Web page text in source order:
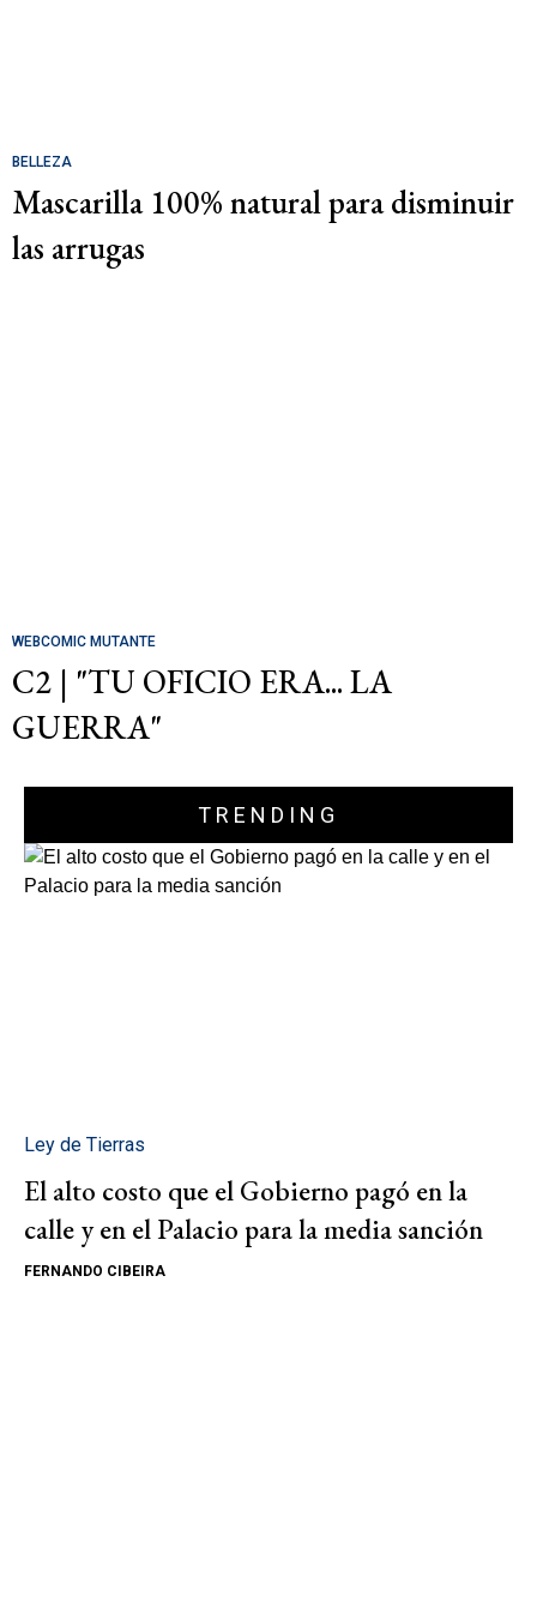
BELLEZA
Mascarilla 100% natural para disminuir
las arrugas
WEBCOMIC MUTANTE
C2 | "TU OFICIO ERA... LA
GUERRA"
TRENDING
Ley de Tierras
El alto costo que el Gobierno pagó en la
calle y en el Palacio para la media sanción
FERNANDO CIBEIRA